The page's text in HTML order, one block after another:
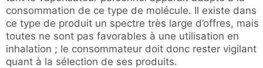
consommation de ce type de molécule. Il existe dans
ce type de produit un spectre très large d’offres, mais
toutes ne sont pas favorables à une utilisation en
inhalation ; le consommateur doit donc rester vigilant
quant à la sélection de ses produits.